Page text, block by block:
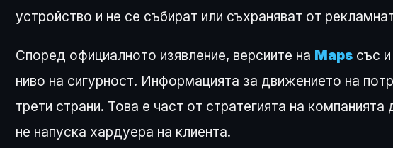
устройство и не се събират или съхраняват от
Според официалното изявление, версиите на Maps със
ниво на сигурност. Информацията за движението на
трети страни. Това е част от стратегията на
не напуска хардуера на клиента.